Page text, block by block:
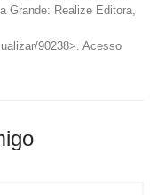
Grande: Realize Editora,
90238>. Acesso